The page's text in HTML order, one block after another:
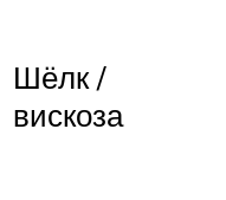
Шёлк /
вискоза